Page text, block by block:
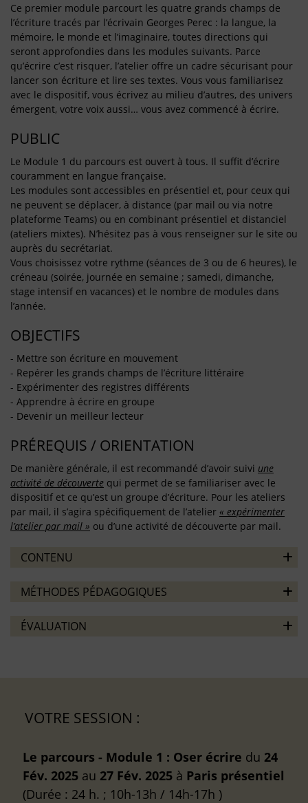
Ce premier module parcourt les quatre grands champs de
l’écriture tracés par l’écrivain Georges Perec : la langue, la
mémoire, le monde et l’imaginaire, toutes directions qui
seront approfondies dans les modules suivants. Parce
qu’écrire c’est risquer, l’atelier offre un cadre sécurisant pour
lancer son écriture et lire ses textes. Vous vous familiarisez
avec le dispositif, vous écrivez au milieu d’autres, des univers
émergent, votre voix aussi… vous avez commencé à écrire.
PUBLIC
Le Module 1 du parcours est ouvert à tous. Il suffit d’écrire
couramment en langue française.
Les modules sont accessibles en présentiel et, pour ceux qui
ne peuvent se déplacer, à distance (par mail ou via notre
plateforme Teams) ou en combinant présentiel et distanciel
(ateliers mixtes). N’hésitez pas à vous renseigner sur le site ou
auprès du secrétariat.
Vous choisissez votre rythme (séances de 3 ou de 6 heures), le
créneau (soirée, journée en semaine ; samedi, dimanche,
stage intensif en vacances) et le nombre de modules dans
l’année.
OBJECTIFS
- Mettre son écriture en mouvement
- Repérer les grands champs de l’écriture littéraire
- Expérimenter des registres différents
- Apprendre à écrire en groupe
- Devenir un meilleur lecteur
PRÉREQUIS / ORIENTATION
De manière générale, il est recommandé d’avoir suivi une
activité de découverte qui permet de se familiariser avec le
dispositif et ce qu’est un groupe d’écriture. Pour les ateliers
par mail, il s’agira spécifiquement de l’atelier « expérimenter
l’atelier par mail » ou d’une activité de découverte par mail.
CONTENU
MÉTHODES PÉDAGOGIQUES
ÉVALUATION
VOTRE SESSION :
Le parcours - Module 1 : Oser écrire du 24
Fév. 2025 au 27 Fév. 2025 à Paris présentiel
(Durée : 24 h. ; 10h-13h / 14h-17h )